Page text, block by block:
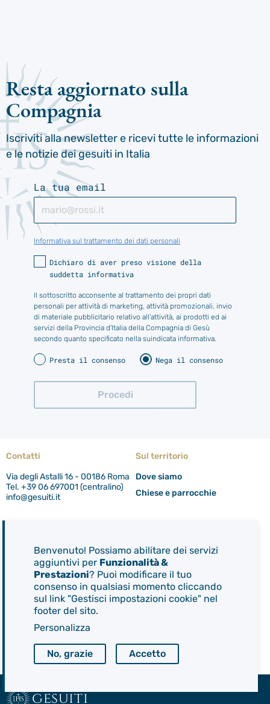
Resta aggiornato sulla
Compagnia
Iscriviti alla newsletter e ricevi tutte le informazioni
e le notizie dei gesuiti in Italia
La tua email
Informativa sul trattamento dei dati personali
Dichiaro di aver preso visione della
suddetta informativa
Il sottoscritto acconsente al trattamento dei propri dati
personali per attività di marketing, attività promozionali, invio
di materiale pubblicitario relativo all’attività, ai prodotti ed ai
servizi della Provincia d'Italia della Compagnia di Gesù
secondo quanto specificato nella suindicata informativa.
Presta il consenso Nega il consenso
Contatti
Via degli Astalli 16 - 00186 Roma
Tel. +39 06 697001 (centralino)
info@gesuiti.it
Sul territorio
Dove siamo
Chiese e parrocchie
Tutela dei minori e delle persone vulnerabili
Informativa sulla privacy e sui cookies
Gestisci preferenze dei cookies
Mappa del sito
Copyright © 2026 Provincia d'Italia della Compagnia di Gesù
Facebook
Twitter InstagramYoutube
gesuiti
Benvenuto! Possiamo abilitare dei servizi
aggiuntivi per Funzionalità &
Prestazioni? Puoi modificare il tuo
consenso in qualsiasi momento cliccando
sul link "Gestisci impostazioni cookie" nel
footer del sito.
Personalizza
No, grazie Accetto